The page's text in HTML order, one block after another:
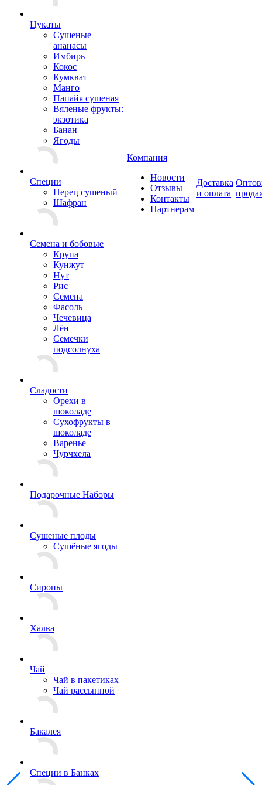
Цукаты
Cушеные
ананасы
Имбирь
Кокос
Кумкват
Манго
Папайя сушеная
Вяленые фрукты:
экзотика
Банан
Ягоды
Специи
Перец сушеный
Шафран
Семена и бобовые
Крупа
Кунжут
Нут
Рис
Семена
Фасоль
Чечевица
Лён
Семечки
подсолнуха
Сладости
Орехи в
шоколаде
Сухофрукты в
шоколаде
Варенье
Чурчхела
Подарочные Наборы
Cушеные плоды
Сушёные ягоды
Сиропы
Халва
Чай
Чай в пакетиках
Чай рассыпной
Бакалея
Специи в Банках
Компания
Новости
Отзывы
Контакты
Партнерам
Доставка
и оплата